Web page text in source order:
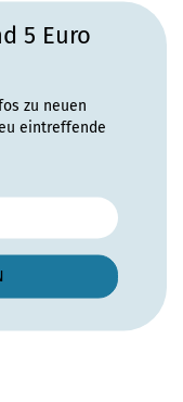
5 Euro
zu neuen
eintreffende